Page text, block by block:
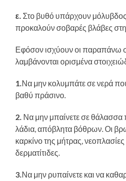
ε. Στο βυθό υπάρχουν
προκαλούν σοβαρές βλάβες
Εφόσον ισχύουν οι παραπάνω
λαμβάνονται ορισμένα
1.Να μην κολυμπάτε σε νερά
βαθύ πράσινο.
2. Να μην μπαίνετε σε θάλασσα
λάδια, απόβλητα βόθρων. Οι
καρκίνο της μήτρας, νεοπλασίες
δερματίτιδες.
3.Να μην ρυπαίνετε και να